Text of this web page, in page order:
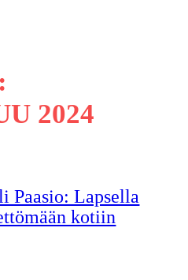
2024
Paasio: Lapsella
kotiin